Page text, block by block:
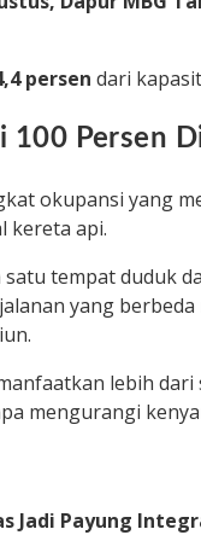
persen dari
100 Persen
okupansi yang
kereta api.
tempat duduk
yang
lebih
mengurangi
Jadi Payung